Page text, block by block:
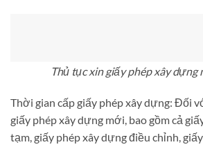
Thủ tục xin giấy phép xây dựng
Thời gian cấp giấy phép xây dựng: Đối
giấy phép xây dựng mới, bao gồm cả
tạm, giấy phép xây dựng điều chỉnh,